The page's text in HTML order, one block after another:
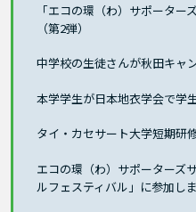
「エコの環（わ）サポータ
（第2弾）
中学校の生徒さんが秋田キャ
本学学生が日本地衣学会で学
タイ・カセサート大学短期研
エコの環（わ）サポーターズ
ルフェスティバル」に参加し